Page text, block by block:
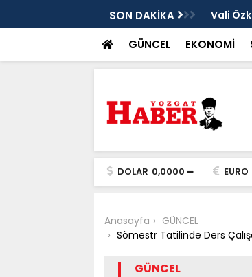
SON DAKİKA Vali
GÜNCEL EKONOMİ
DOLAR 0,0000 EURO
Anasayfa
GÜNCEL
Sömestr Tatilinde Ders
GÜNCEL